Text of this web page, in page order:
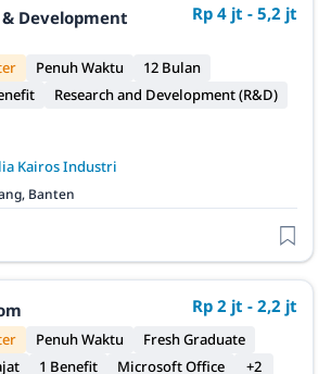
Development
Rp 4 jt - 5,2 jt
Penuh Waktu
12 Bulan
Research and Development (R&D)
Kairos Industri
Banten
Rp 2 jt - 2,2 jt
Penuh Waktu
Fresh Graduate
1 Benefit Microsoft Office +2